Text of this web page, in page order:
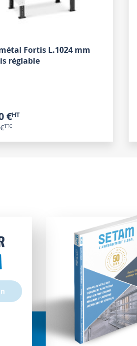
Fortis L.1024 mm
réglable
€